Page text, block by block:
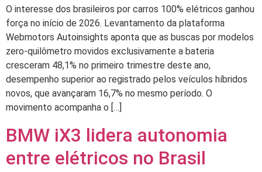
O interesse dos brasileiros por carros 100% elétricos ganhou
força no início de 2026. Levantamento da plataforma
Webmotors Autoinsights aponta que as buscas por modelos
zero-quilômetro movidos exclusivamente a bateria
cresceram 48,1% no primeiro trimestre deste ano,
desempenho superior ao registrado pelos veículos híbridos
novos, que avançaram 16,7% no mesmo período. O
movimento acompanha o […]
BMW iX3 lidera autonomia
entre elétricos no Brasil